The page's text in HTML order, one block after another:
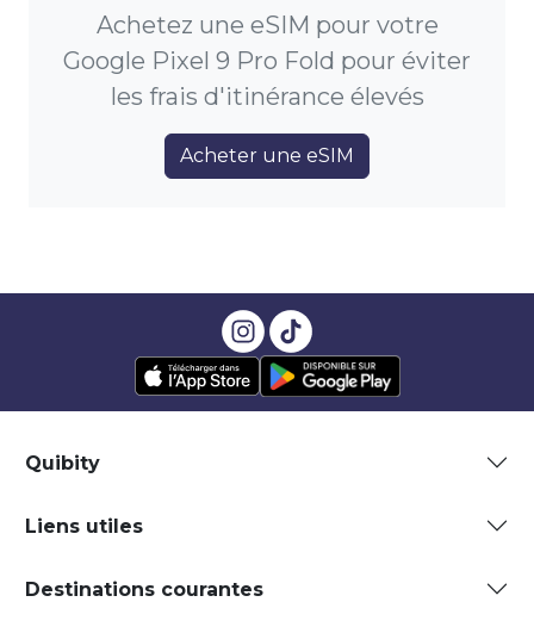
Achetez une eSIM pour votre
Google Pixel 9 Pro Fold pour éviter
les frais d'itinérance élevés
Acheter une eSIM
Quibity
Liens utiles
Destinations courantes